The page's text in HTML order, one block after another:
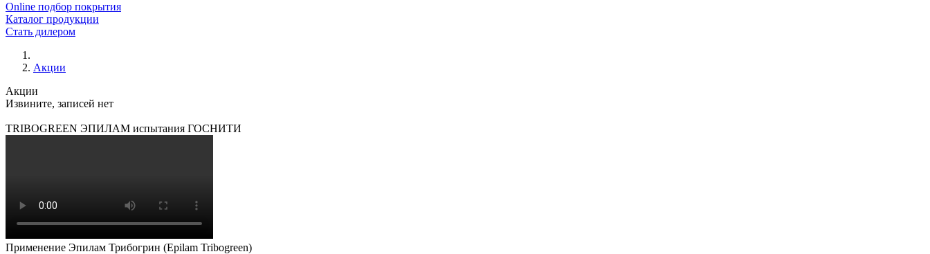
Online подбор покрытия
Каталог продукции
Стать дилером
Акции
Акции
Извините, записей нет
TRIBOGREEN ЭПИЛАМ испытания ГОСНИТИ
Применение Эпилам Трибогрин (Epilam Tribogreen)